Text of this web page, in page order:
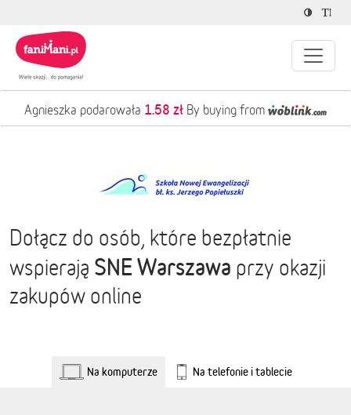
Agnieszka podarowała 1.58 zł By buying from
Dołącz do osób, które bezpłatnie
wspierają SNE Warszawa przy okazji
zakupów online
Na komputerze Na telefonie i tablecie